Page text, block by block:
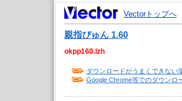
Vectorトップへ
親指ぴゅん 1.60
okpp160.lzh
ダウンロードがうまくできない
Google Chrome等でのダウンロ